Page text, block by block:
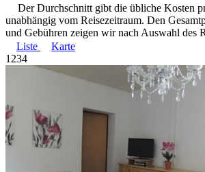
Der Durchschnitt gibt die übliche Kosten
unabhängig vom Reisezeitraum. Den
und Gebühren zeigen wir nach Auswahl des
Liste
Karte
1 234